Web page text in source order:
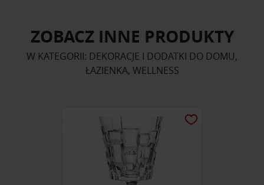
ZOBACZ INNE PRODUKTY
W KATEGORII: DEKORACJE I DODATKI DO DOMU,
ŁAZIENKA, WELLNESS